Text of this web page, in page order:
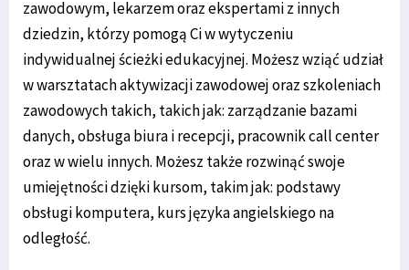
zawodowym, lekarzem oraz ekspertami z innych
dziedzin, którzy pomogą Ci w wytyczeniu
indywidualnej ścieżki edukacyjnej. Możesz wziąć udział
w warsztatach aktywizacji zawodowej oraz szkoleniach
zawodowych takich, takich jak: zarządzanie bazami
danych, obsługa biura i recepcji, pracownik call center
oraz w wielu innych. Możesz także rozwinąć swoje
umiejętności dzięki kursom, takim jak: podstawy
obsługi komputera, kurs języka angielskiego na
odległość.